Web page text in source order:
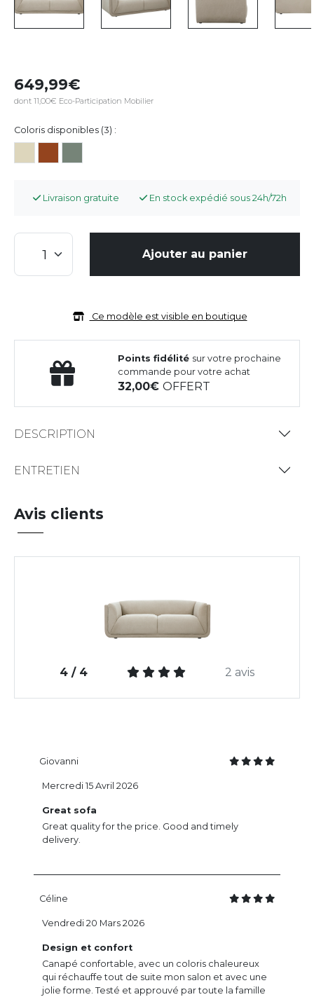
649,99
dont 11,00€ Eco-Participation Mobilier
Coloris disponibles (3) :
Livraison gratuite En stock expédié sous 24h/72h
Ajouter au panier
Ce modèle est visible en boutique
Points fidélité sur votre prochaine
commande pour votre achat
32,00OFFERT
DESCRIPTION
ENTRETIEN
Avis clients
4 / 4 2 avis
Giovanni
Great sofa
Great quality for the price. Good and timely
delivery.
Mercredi 15 Avril 2026
Céline
Design et confort
Canapé confortable, avec un coloris chaleureux
qui réchauffe tout de suite mon salon et avec une
jolie forme. Testé et approuvé par toute la famille
Vendredi 20 Mars 2026